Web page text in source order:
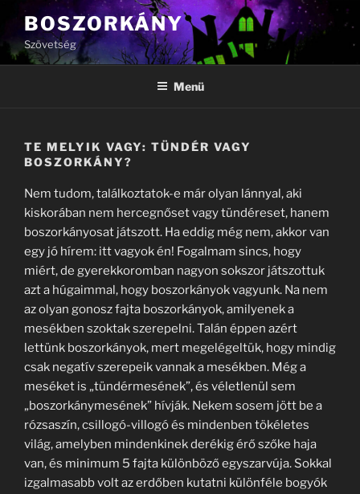
Tartalomhoz
BOSZORKÁNY
Szövetség
Menü
TE MELYIK VAGY: TÜNDÉR VAGY
BOSZORKÁNY?
Nem tudom, találkoztatok-e már olyan lánnyal, aki
kiskorában nem hercegnőset vagy tündéreset, hanem
boszorkányosat játszott. Ha eddig még nem, akkor van
egy jó hírem: itt vagyok én! Fogalmam sincs, hogy
miért, de gyerekkoromban nagyon sokszor játszottuk
azt a húgaimmal, hogy boszorkányok vagyunk. Na nem
az olyan gonosz fajta boszorkányok, amilyenek a
mesékben szoktak szerepelni. Talán éppen azért
lettünk boszorkányok, mert megelégeltük, hogy mindig
csak negatív szerepeik vannak a mesékben. Még a
meséket is „tündérmesének”, és véletlenül sem
„boszorkánymesének” hívják. Nekem sosem jött be a
rózsaszín, csillogó-villogó és mindenben tökéletes
világ, amelyben mindenkinek derékig érő szőke haja
van, és minimum 5 fajta különböző egyszarvúja. Sokkal
izgalmasabb volt az erdőben kutatni különféle bogyók